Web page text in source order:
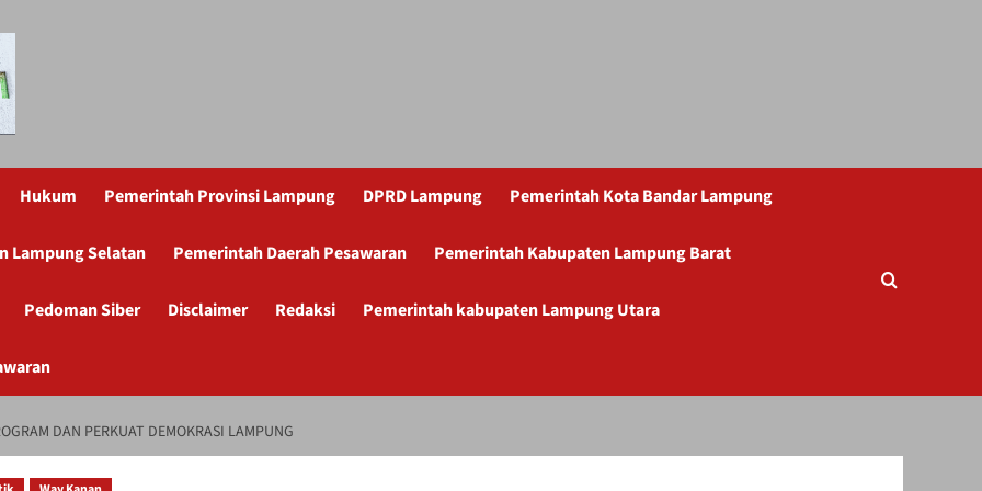
Hukum Pemerintah Provinsi Lampung DPRD Lampung Pemerintah Kota Bandar Lampung
Lampung Selatan Pemerintah Daerah Pesawaran Pemerintah Kabupaten Lampung Barat
Pedoman Siber Disclaimer Redaksi Pemerintah kabupaten Lampung Utara
DAN PERKUAT DEMOKRASI LAMPUNG